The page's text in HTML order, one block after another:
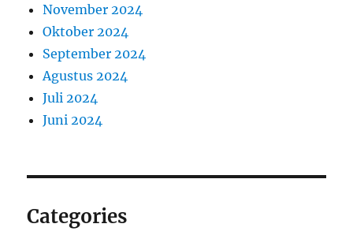
November 2024
Oktober 2024
September 2024
Agustus 2024
Juli 2024
Juni 2024
Categories